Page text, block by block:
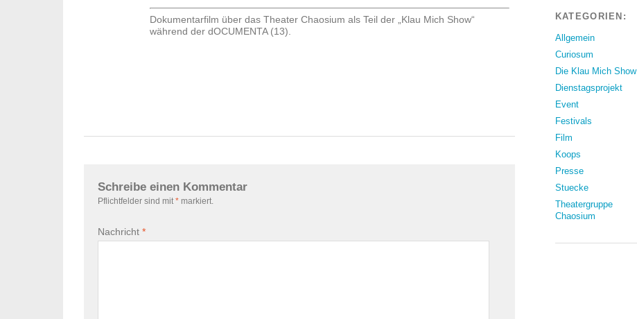
Dokumentarfilm über das Theater Chaosium als Teil der „Klau Mich Show“
während der dOCUMENTA (13).
Schreibe einen Kommentar
Pflichtfelder sind mit * markiert.
Nachricht *
KATEGORIEN:
Allgemein
Curiosum
Die Klau Mich Show
Dienstagsprojekt
Event
Festivals
Film
Koops
Presse
Stuecke
Theatergruppe
Chaosium